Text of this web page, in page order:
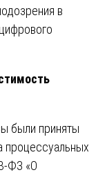
в
были приняты
ФЗ «О